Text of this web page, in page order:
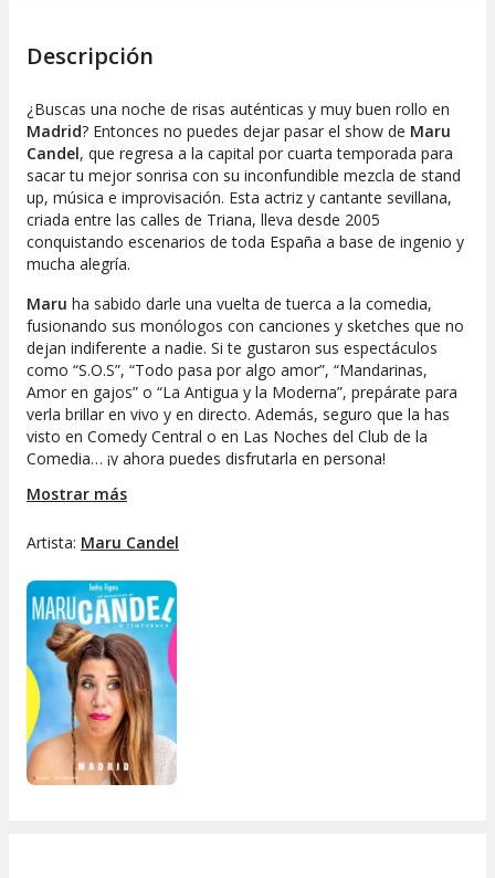
Descripción
¿Buscas una noche de risas auténticas y muy buen rollo en
Madrid? Entonces no puedes dejar pasar el show de Maru
Candel, que regresa a la capital por cuarta temporada para
sacar tu mejor sonrisa con su inconfundible mezcla de stand
up, música e improvisación. Esta actriz y cantante sevillana,
criada entre las calles de Triana, lleva desde 2005
conquistando escenarios de toda España a base de ingenio y
mucha alegría.
Maru ha sabido darle una vuelta de tuerca a la comedia,
fusionando sus monólogos con canciones y sketches que no
dejan indiferente a nadie. Si te gustaron sus espectáculos
como “S.O.S”, “Todo pasa por algo amor”, “Mandarinas,
Amor en gajos” o “La Antigua y la Moderna”, prepárate para
verla brillar en vivo y en directo. Además, seguro que la has
visto en Comedy Central o en Las Noches del Club de la
Comedia… ¡y ahora puedes disfrutarla en persona!
Ven a vivir una experiencia diferente, divertida y cercana con
asegurado. Si buscas
rutina y pasar una velada inolvidable. ¡Hazte con tus entradas
y déjate sorprender!
Mostrar más
Artista: Maru Candel